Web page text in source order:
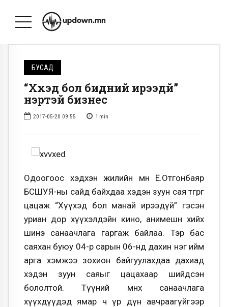
БУСАД
“Хүүхэд бол бидний ирээдүй”
нэртэй бизнес
2017-05-20 09:55 1 min
Одоогоос хэдхэн жилийн өмнө Ё.Отгонбаяр
БСШУЯ-ны сайд байхдаа хэдэн зуун сая төгрөг
цацаж “Хүүхэд бол манай ирээдүй” гэсэн
уриан дор хүүхэлдэйн кино, анимешн хийх
шинэ санаачлага гаргаж байлаа. Тэр бас
саяхан буюу 04-р сарын 06-нд дахин нэг ийм
арга хэмжээ зохион байгуулахдаа дахиад
хэдэн зуун саяыг цацахаар шийдсэн
бололтой. Түүний өмнөх санаачлага
хүүхдүүдэд ямар ч үр дүн авчраагүйгээр